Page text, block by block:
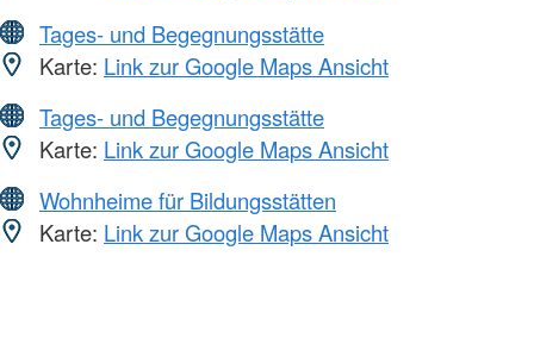
Tages- und Begegnungsstätte
Karte: Link zur Google Maps Ansicht
Tages- und Begegnungsstätte
Karte: Link zur Google Maps Ansicht
Wohnheime für Bildungsstätten
Karte: Link zur Google Maps Ansicht